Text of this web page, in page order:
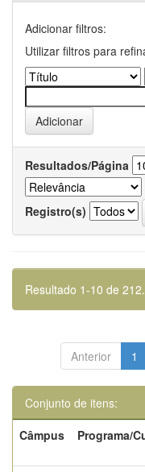
Adicionar filtros:
Utilizar filtros para
Resultados/Página
Registro(s)
Resultado 1-10 de 212.
Anterior 1
Conjunto de itens:
Câmpus
Programa/